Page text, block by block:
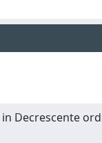
Decrescente